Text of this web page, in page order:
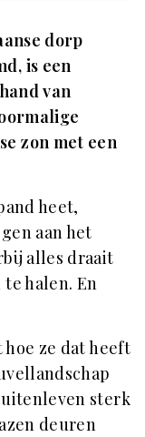
dorp
is een
van
zon met een
heet,
aan het
alles draait
halen. En
ze dat heeft
sterk
deuren